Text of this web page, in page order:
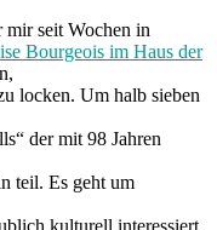
mir seit Wochen in
Bourgeois im Haus der
locken. Um halb sieben
der mit 98 Jahren
teil. Es geht um
kulturell interessiert.